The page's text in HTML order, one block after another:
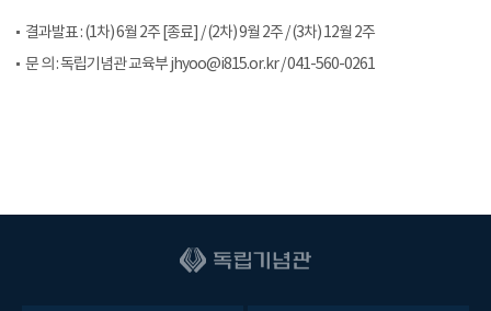
결과발표 : (1차) 6월 2주 [종료] / (2차) 9월 2주 / (3차) 12월 2주
문 의 : 독립기념관 교육부 jhyoo@i815.or.kr / 041-560-0261